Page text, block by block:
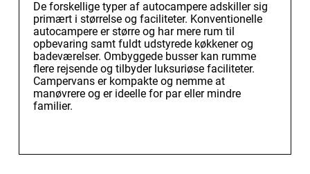
De forskellige typer af autocampere adskiller sig
primært i størrelse og faciliteter. Konventionelle
autocampere er større og har mere rum til
opbevaring samt fuldt udstyrede køkkener og
badeværelser. Ombyggede busser kan rumme
flere rejsende og tilbyder luksuriøse faciliteter.
Campervans er kompakte og nemme at
manøvrere og er ideelle for par eller mindre
familier.